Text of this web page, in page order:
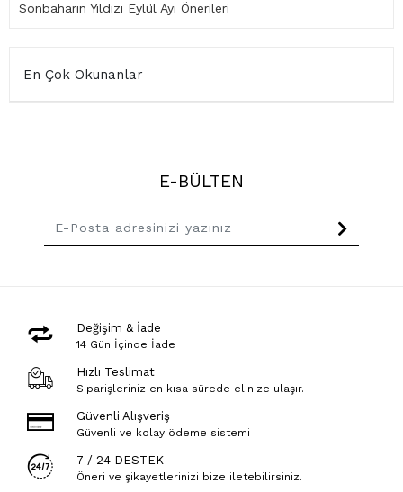
Sonbaharın Yıldızı Eylül Ayı Önerileri
En Çok Okunanlar
E-BÜLTEN
Değişim & İade
14 Gün İçinde İade
Hızlı Teslimat
Siparişleriniz en kısa sürede elinize ulaşır.
Güvenli Alışveriş
Güvenli ve kolay ödeme sistemi
7 / 24 DESTEK
Öneri ve şikayetlerinizi bize iletebilirsiniz.